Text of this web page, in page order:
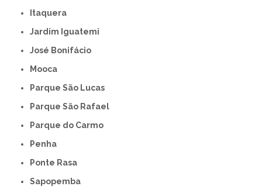
Itaquera
Jardim Iguatemi
José Bonifácio
Mooca
Parque São Lucas
Parque São Rafael
Parque do Carmo
Penha
Ponte Rasa
Sapopemba